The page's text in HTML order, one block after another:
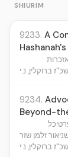
SHIURIM
9233. A
9234.
Beyond-